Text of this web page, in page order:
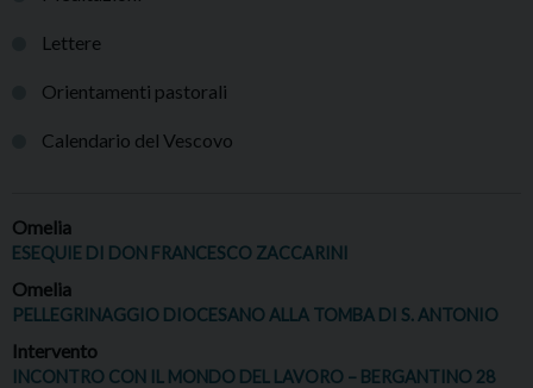
Lettere
Orientamenti pastorali
Calendario del Vescovo
Omelia
ESEQUIE DI DON FRANCESCO ZACCARINI
Omelia
PELLEGRINAGGIO DIOCESANO ALLA TOMBA DI S. ANTONIO
Intervento
INCONTRO CON IL MONDO DEL LAVORO – BERGANTINO 28